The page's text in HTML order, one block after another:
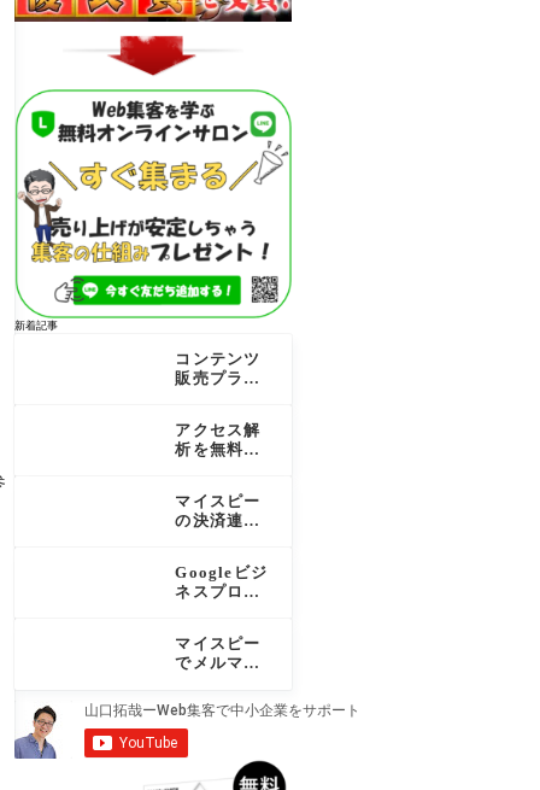
新着記事
コンテンツ
販売プラッ
較！個人で
売る成功の
アクセス解
析を無料で
成果を最大
化する道
マイスピー
の決済連携
サービスと
設定手順を
く解説
Googleビジ
ネスプロフ
増やす！効
果・種類・
解説
マイスピー
でメルマガ
るなら必
読！認定パ
ートナーが
機能と運用
を徹底解説